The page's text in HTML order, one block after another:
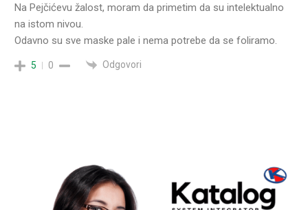
Na Pejčićevu žalost, moram da primetim da su intelektualno
na istom nivou.
Odavno su sve maske pale i nema potrebe da se foliramo.
5 0 Odgovori